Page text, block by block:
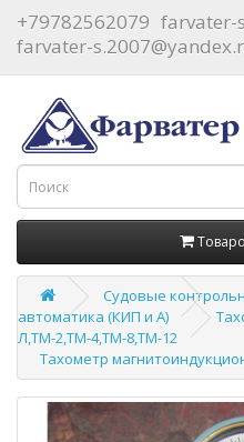
+79782562079 farvater-
farvater-
Судовые
автоматика (КИП и А)
Л,ТМ-2,ТМ-4,ТМ-8,ТМ-12
Тахометр